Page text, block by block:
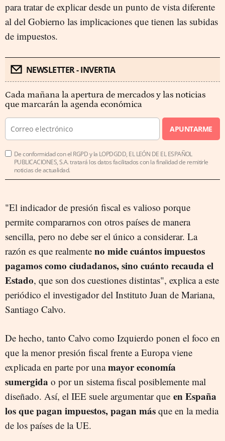
para tratar de explicar desde un punto de vista diferente
al del Gobierno las implicaciones que tienen las subidas
de impuestos.
NEWSLETTER - INVERTIA
Cada mañana la apertura de mercados y las noticias
que marcarán la agenda económica
APUNTARME
De conformidad con el RGPD y la LOPDGDD, EL LEÓN DE EL ESPAÑOL
PUBLICACIONES, S.A. tratará los datos facilitados con la finalidad de remitirle
noticias de actualidad.
"El indicador de presión fiscal es valioso porque
permite compararnos con otros países de manera
sencilla, pero no debe ser el único a considerar. La
razón es que realmente no mide cuántos impuestos
pagamos como ciudadanos, sino cuánto recauda el
Estado, que son dos cuestiones distintas", explica a este
periódico el investigador del Instituto Juan de Mariana,
Santiago Calvo.
De hecho, tanto Calvo como Izquierdo ponen el foco en
que la menor presión fiscal frente a Europa viene
explicada en parte por unamayor economía
sumergida o por un sistema fiscal posiblemente mal
diseñado. Así, el IEE suele argumentar que en España
los que pagan impuestos, pagan más que en la media
de los países de la UE.